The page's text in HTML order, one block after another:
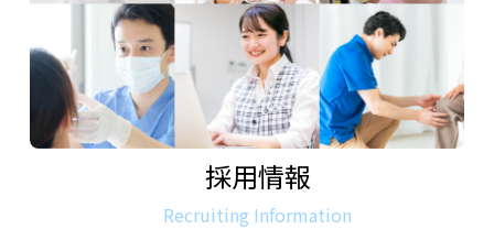
採用情報
Recruiting Information